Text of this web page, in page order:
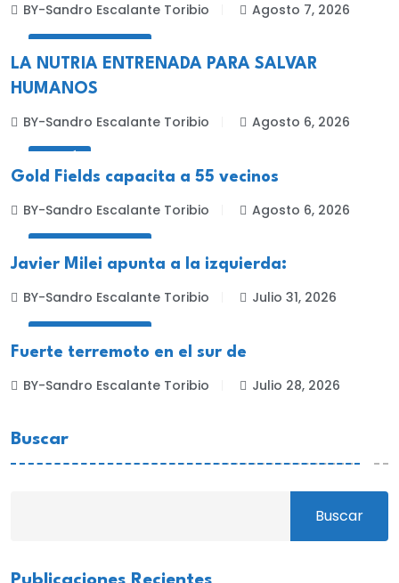
BY-Sandro Escalante Toribio Agosto 7, 2026
LA NUTRIA ENTRENADA PARA SALVAR
HUMANOS
BY-Sandro Escalante Toribio Agosto 6, 2026
Gold Fields capacita a 55 vecinos
BY-Sandro Escalante Toribio Agosto 6, 2026
Javier Milei apunta a la izquierda:
BY-Sandro Escalante Toribio Julio 31, 2026
Fuerte terremoto en el sur de
BY-Sandro Escalante Toribio Julio 28, 2026
Buscar
Buscar